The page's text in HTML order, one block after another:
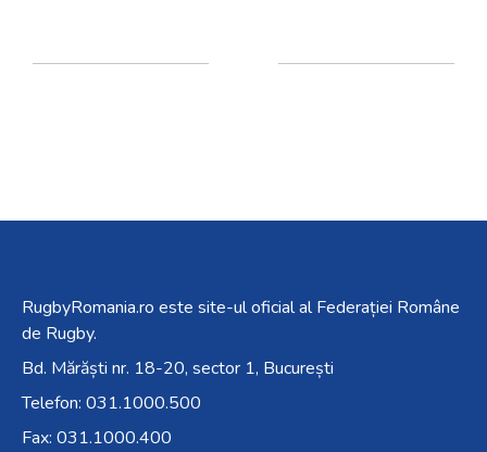
RugbyRomania.ro este site-ul oficial al Federației Române
de Rugby.
Bd. Mărăști nr. 18-20, sector 1, București
Telefon: 031.1000.500
Fax: 031.1000.400